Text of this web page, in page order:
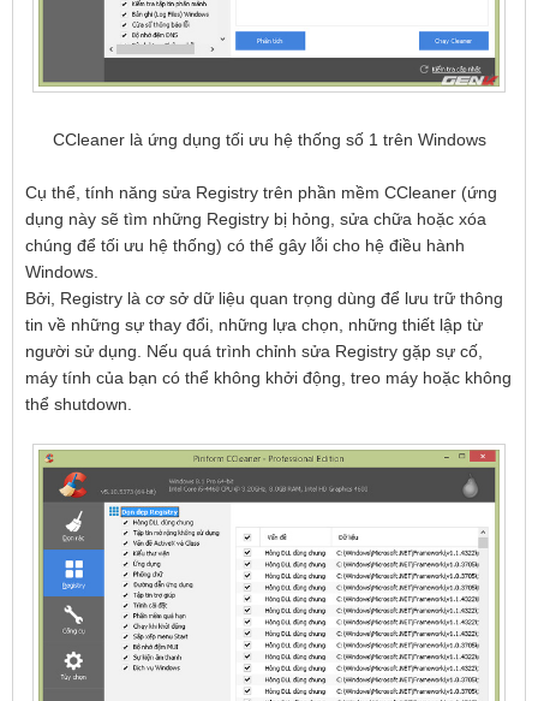
CCleaner là ứng dụng tối ưu hệ thống số 1 trên Windows
Cụ thể, tính năng sửa Registry trên phần mềm CCleaner (ứng
dụng này sẽ tìm những Registry bị hỏng, sửa chữa hoặc xóa
chúng để tối ưu hệ thống) có thể gây lỗi cho hệ điều hành
Windows.
Bởi, Registry là cơ sở dữ liệu quan trọng dùng để lưu trữ thông
tin về những sự thay đổi, những lựa chọn, những thiết lập từ
người sử dụng. Nếu quá trình chỉnh sửa Registry gặp sự cố,
máy tính của bạn có thể không khởi động, treo máy hoặc không
thể shutdown.